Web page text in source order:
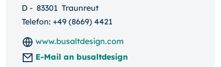
D - 83301 Traunreut
Telefon: +49 (8669) 4421
www.busaltdesign.com
E-Mail an busaltdesign